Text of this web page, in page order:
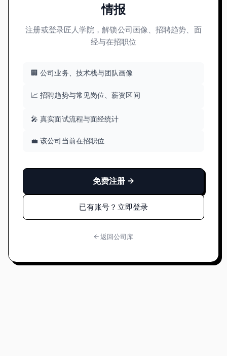
情报
注册或登录匠人学院，解锁公司画像、招聘趋势、面
经与在招职位
🏢 公司业务、技术栈与团队画像
📈 招聘趋势与常见岗位、薪资区间
🎤 真实面试流程与面经统计
💼 该公司当前在招职位
免费注册 →
已有账号？立即登录
← 返回公司库